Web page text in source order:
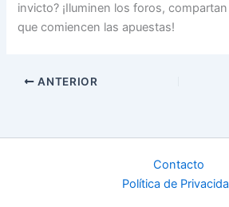
invicto? ¡Iluminen los foros,
que comiencen las apuestas!
ANTERIOR
Contacto
Política de